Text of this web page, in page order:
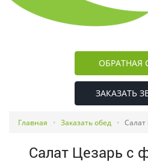
ОБРАТНАЯ
ЗАКАЗАТЬ
Главная Заказать обед
Салат Цезарь с